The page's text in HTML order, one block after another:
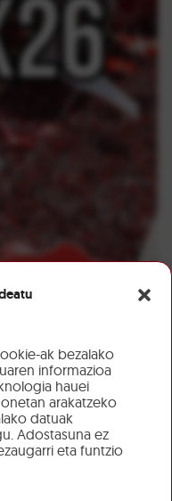
ak bezalako
informazioa
hauei
arakatzeko
datuak
Adostasuna ez
eta funtzio